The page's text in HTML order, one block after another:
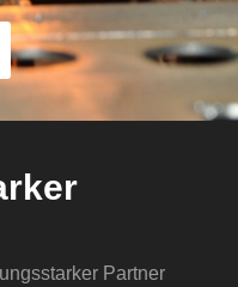
Partner